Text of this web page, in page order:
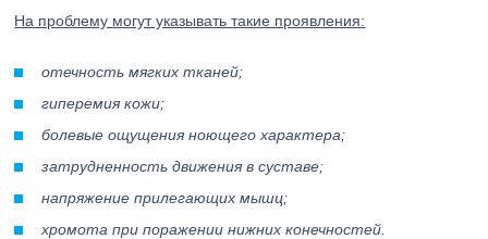
На проблему могут указывать такие проявления:
отечность мягких тканей;
гиперемия кожи;
болевые ощущения ноющего характера;
затрудненность движения в суставе;
напряжение прилегающих мышц;
хромота при поражении нижних конечностей.